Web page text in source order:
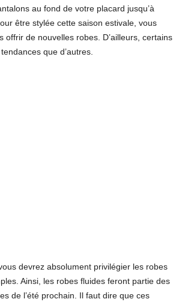
au fond de votre placard jusqu’à
être stylée cette saison estivale, vous
offrir de nouvelles robes. D’ailleurs, certains
que d’autres.
devrez absolument privilégier les robes
Ainsi, les robes fluides feront partie des
de l’été prochain. Il faut dire que ces